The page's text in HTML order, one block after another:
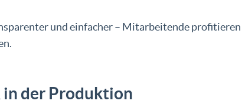
und einfacher – Mitarbeitende profitieren
der Produktion